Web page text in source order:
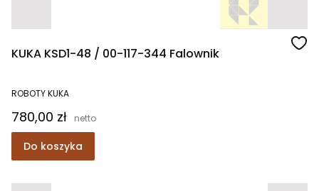
KUKA KSD1-48 / 00-117-344 Falownik
ROBOTY KUKA
Cena
780,00 zł
Do koszyka